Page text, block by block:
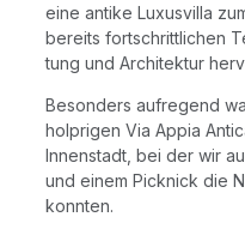
eine anti­ke Luxus­vil­la
bereits fort­schritt­li­chen
tung und Archi­tek­tur
Beson­ders auf­re­gend
holp­ri­gen Via Appia
Innen­stadt, bei der wir
und einem Pick­nick die
konnten.